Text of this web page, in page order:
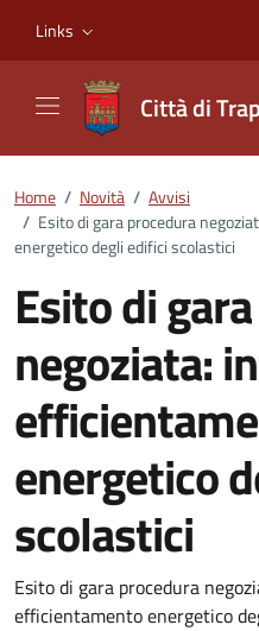
Links
Città di
Home / Novità / Avvisi
/ Esito di gara procedura
energetico degli edifici scolastici
Esito di
negoziata:
energetico
scolastici
Dettagli della
Esito di gara procedura
efficientamento energetico